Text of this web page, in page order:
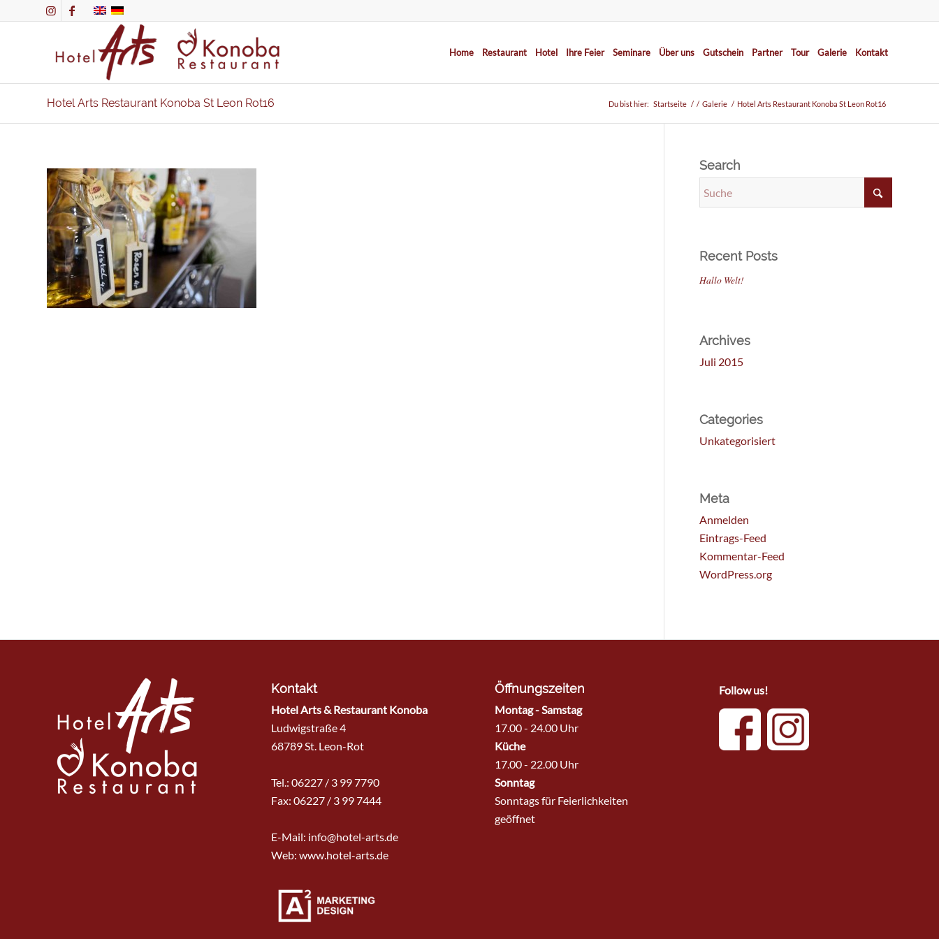
Home Restaurant Hotel Ihre Feier Seminare Über uns Gutschein Partner Tour Galerie Kontakt
Hotel Arts Restaurant Konoba St Leon Rot16 Du bist hier: Startseite / / Galerie / Hotel Arts Restaurant Konoba St Leon Rot16
Search
Recent Posts
Hallo Welt!
Archives
Juli 2015
Categories
Unkategorisiert
Meta
Anmelden
Eintrags-Feed
Kommentar-Feed
WordPress.org
Kontakt
Hotel Arts & Restaurant Konoba
Ludwigstraße 4
68789 St. Leon-Rot
Tel.: 06227 / 3 99 7790
Fax: 06227 / 3 99 7444
E-Mail: info@hotel-arts.de
Web: www.hotel-arts.de
Öffnungszeiten
Montag - Samstag
17.00 - 24.00 Uhr
Küche
17.00 - 22.00 Uhr
Sonntag
Sonntags für Feierlichkeiten
geöffnet
Follow us!